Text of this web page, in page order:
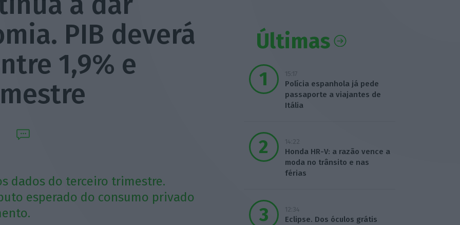
PIB deverá
1,9% e
dados do terceiro trimestre.
esperado do consumo privado
Últimas
15:17
Polícia espanhola já pede
passaporte a viajantes de
Itália
14:22
Honda HR-V: a razão vence a
moda no trânsito e nas
férias
12:34
Eclipse. Dos óculos grátis